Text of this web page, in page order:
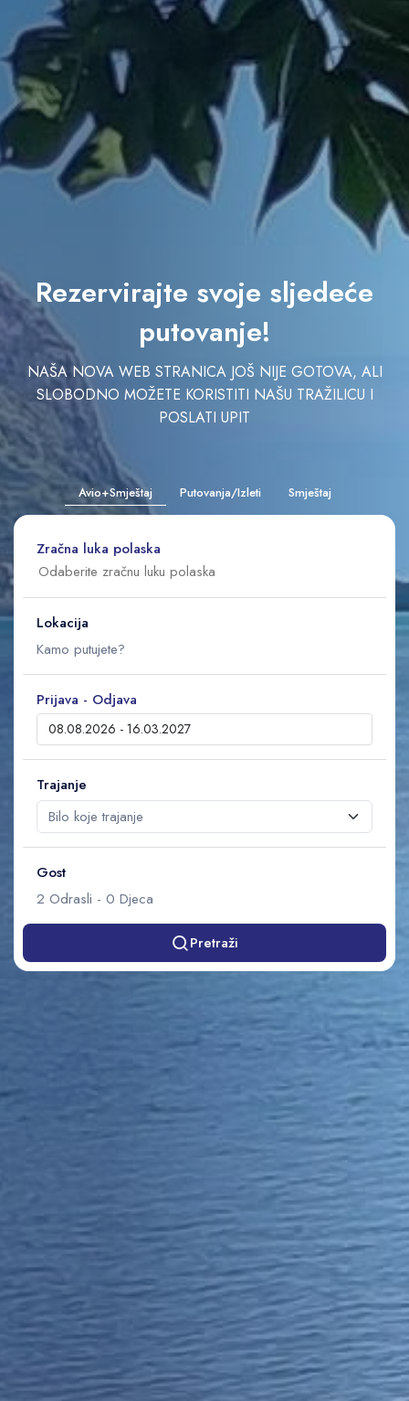
Rezervirajte svoje sljedeće
putovanje!
NAŠA NOVA WEB STRANICA JOŠ NIJE GOTOVA, ALI
SLOBODNO MOŽETE KORISTITI NAŠU TRAŽILICU I
POSLATI UPIT
Avio+Smještaj Putovanja/Izleti Smještaj
Zračna luka polaska
Lokacija
Prijava - Odjava
Trajanje
Gost
2 Odrasli - 0 Djeca
Pretraži